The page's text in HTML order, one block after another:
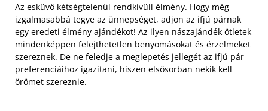
Az esküvő kétségtelenül rendkívüli élmény. Hogy még
izgalmasabbá tegye az ünnepséget, adjon az ifjú párnak
egy eredeti élmény ajándékot! Az ilyen nászajándék ötletek
mindenképpen felejthetetlen benyomásokat és érzelmeket
szereznek. De ne feledje a meglepetés jellegét az ifjú pár
preferenciáihoz igazítani, hiszen elsősorban nekik kell
örömet szereznie.